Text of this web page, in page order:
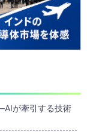
が牽引する技術